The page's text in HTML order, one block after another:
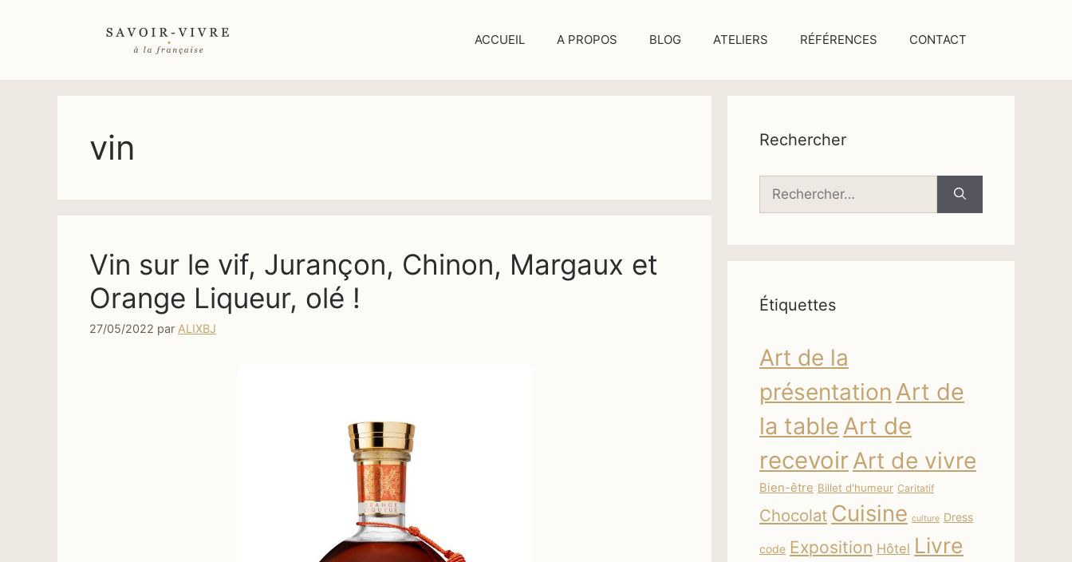
ACCUEIL A PROPOS BLOG ATELIERS RÉFÉRENCES CONTACT
vin
Vin sur le vif, Jurançon, Chinon, Margaux et
Orange Liqueur, olé !
27/05/2022 par ALIXBJ
Rechercher
Rechercher :
Étiquettes
Art de la
présentation Art de
la table Art de
recevoirArt de vivre
Bien-être Billet d'humeur Caritatif
Chocolat Cuisine culture Dress
code Exposition Hôtel Livre